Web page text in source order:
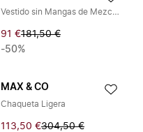
Vestido sin Mangas de Mezcla de Viscosa
91 €181,50 €
-50%
MAX & CO
Chaqueta Ligera
113,50 €304,50 €